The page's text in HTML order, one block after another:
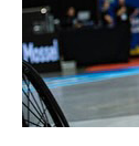
Livestream